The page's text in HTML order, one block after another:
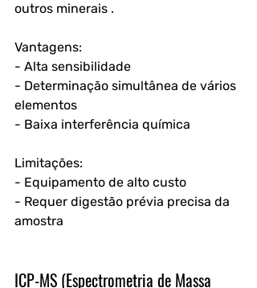
outros minerais .
Vantagens:
- Alta sensibilidade
- Determinação simultânea de vários
elementos
- Baixa interferência química
Limitações:
- Equipamento de alto custo
- Requer digestão prévia precisa da
amostra
ICP-MS (Espectrometria de Massa